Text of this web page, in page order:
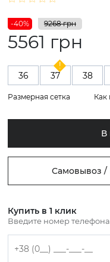
-40% 9268 грн
5561 грн
36 37 38
Размерная сетка Как
В
Самовывоз /
Купить в 1 клик
Введите номер телефона